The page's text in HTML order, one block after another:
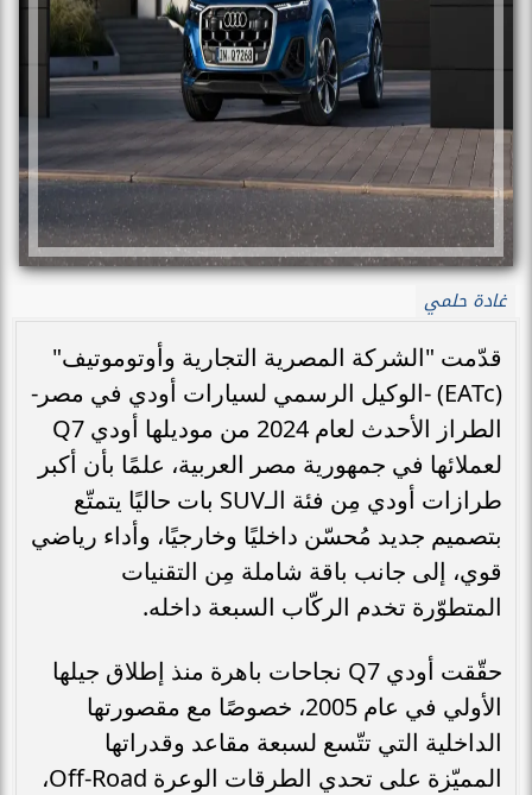
غادة حلمي
قدّمت "الشركة المصرية التجارية وأوتوموتيف"
(EATc) -الوكيل الرسمي لسيارات أودي في مصر-
الطراز الأحدث لعام 2024 من موديلها أودي Q7
لعملائها في جمهورية مصر العربية، علمًا بأن أكبر
طرازات أودي مِن فئة الـSUV بات حاليًا يتمتّع
بتصميم جديد مُحسّن داخليًا وخارجيًا، وأداء رياضي
قوي، إلى جانب باقة شاملة مِن التقنيات
المتطوّرة تخدم الركّاب السبعة داخله.
حقّقت أودي Q7 نجاحات باهرة منذ إطلاق جيلها
الأولي في عام 2005، خصوصًا مع مقصورتها
الداخلية التي تتّسع لسبعة مقاعد وقدراتها
المميّزة على تحدي الطرقات الوعرة Off-Road،